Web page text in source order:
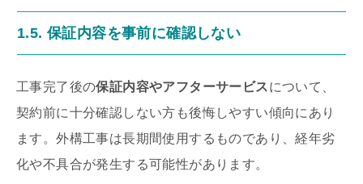
1.5. 保証内容を事前に確認しない
工事完了後の保証内容やアフターサービスについて、
契約前に十分確認しない方も後悔しやすい傾向にあり
ます。外構工事は長期間使用するものであり、経年劣
化や不具合が発生する可能性があります。